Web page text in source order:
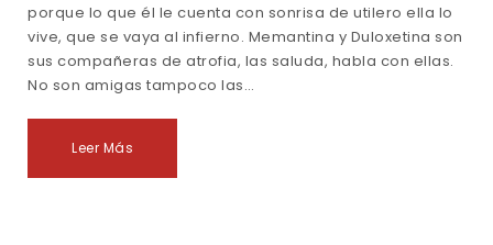
porque lo que él le cuenta con sonrisa de utilero ella lo
vive, que se vaya al infierno. Memantina y Duloxetina son
sus compañeras de atrofia, las saluda, habla con ellas.
No son amigas tampoco las…
Leer Más